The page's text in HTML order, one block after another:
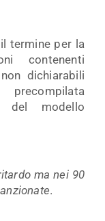
il termine per la
contenenti
dichiarabili
del modello
ma nei 90
.